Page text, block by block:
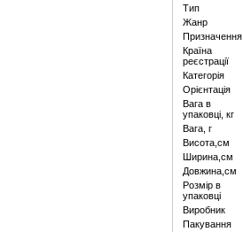
Тип
Жанр
Призначення
Країна
реєстрації
Категорія
Орієнтація
Вага в
упаковці, кг
Вага, г
Висота,см
Ширина,см
Довжина,см
Розмір в
упаковці
Виробник
Пакування